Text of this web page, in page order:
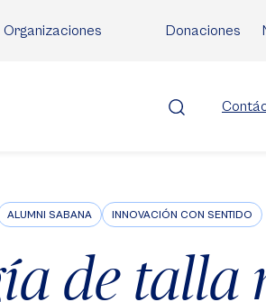
Organizaciones Donaciones
ALUMNI SABANA INNOVACIÓN CON SENTIDO
de talla